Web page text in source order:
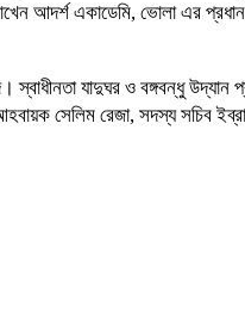
আদর্শ একাডেমি, ভোলা এর
যাদুঘর ও বঙ্গবন্ধু উদ্যান
সেলিম রেজা, সদস্য সচিব